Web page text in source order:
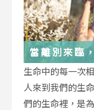
當離別來臨
生命中的每一次
人來到我們的生
們的生命裡，是